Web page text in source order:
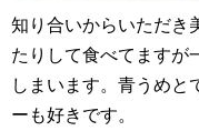
知り合いからいただき
たりして食べてますが
しまいます。青うめと
ーも好きです。